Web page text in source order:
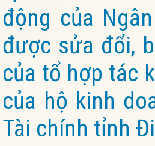
động của
được sửa đổi,
của tổ hợp tác
của hộ kinh
Tài chính tỉnh